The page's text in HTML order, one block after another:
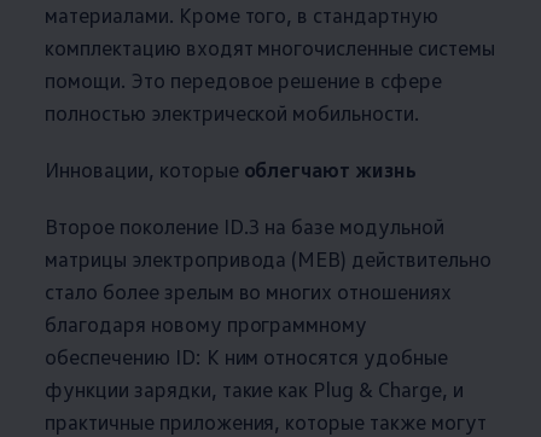
материалами. Кроме того, в стандартную
комплектацию входят многочисленные системы
помощи. Это передовое решение в сфере
полностью электрической мобильности.
Инновации, которые облегчают жизнь
Второе поколение ID.3 на базе модульной
матрицы электропривода (MEB) действительно
стало более зрелым во многих отношениях
благодаря новому программному
обеспечению ID: К ним относятся удобные
функции зарядки, такие как Plug & Charge, и
практичные приложения, которые также могут